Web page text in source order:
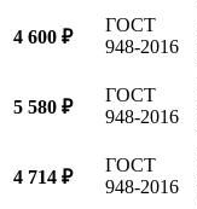
4 600 ₽
ГОСТ
948-2016
5 580 ₽
ГОСТ
948-2016
4 714 ₽
ГОСТ
948-2016